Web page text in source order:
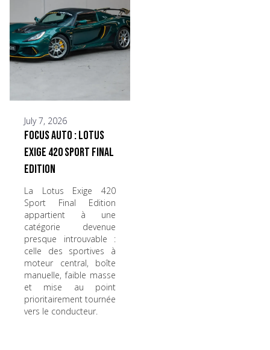
July 7, 2026
Focus Auto : Lotus
Exige 420 Sport Final
Edition
La Lotus Exige 420
Sport Final Edition
appartient à une
catégorie devenue
presque introuvable :
celle des sportives à
moteur central, boîte
manuelle, faible masse
et mise au point
prioritairement tournée
vers le conducteur.